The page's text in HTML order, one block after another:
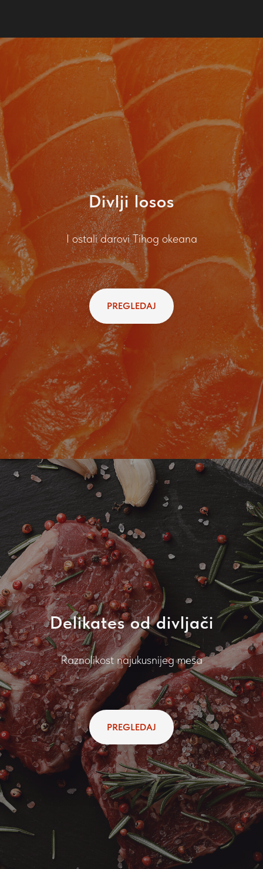
Divlji losos
I ostali darovi Tihog okeana
PREGLEDAJ
Delikates od divljači
Raznolikost najukusnijeg mesa
PREGLEDAJ